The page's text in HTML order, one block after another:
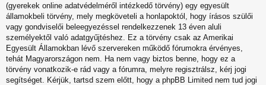
(gyerekek online adatvédelméről intézkedő törvény) egy egyesült
államokbeli törvény, mely megköveteli a honlapoktól, hogy írásos szülői
vagy gondviselői beleegyezéssel rendelkezzenek 13 éven aluli
személyektől való adatgyűjtéshez. Ez a törvény csak az Amerikai
Egyesült Államokban lévő szervereken működő fórumokra érvényes,
tehát Magyarországon nem. Ha nem vagy biztos benne, hogy ez a
törvény vonatkozik-e rád vagy a fórumra, melyre regisztrálsz, kérj jogi
segítséget. Kérjük, tartsd szem előtt, hogy a phpBB Limited nem tud jogi